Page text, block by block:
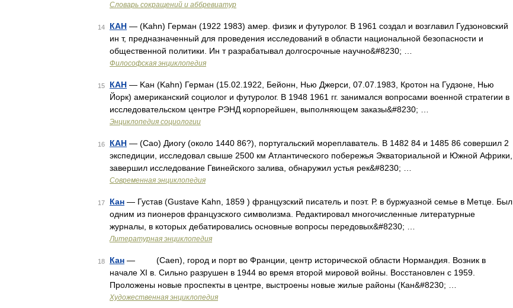
Словарь сокращений и аббревиатур
14 КАН — (Kahn) Герман (1922 1983) амер. физик и футуролог. В 1961 создал и возглавил Гудзоновский
ин т, предназначенный для проведения исследований в области национальной безопасности и
общественной политики. Ин т разрабатывал долгосрочные научно&#8230; …
Философская энциклопедия
15 КАН — Kан (Kahn) Герман (15.02.1922, Бейонн, Нью Джерси, 07.07.1983, Кротон на Гудзоне, Нью
Йорк) американский социолог и футуролог. В 1948 1961 гг. занимался вопросами военной стратегии в
исследовательском центре РЭНД корпорейшен, выполняющем заказы&#8230; …
Энциклопедия социологии
16 КАН — (Cao) Диогу (около 1440 86?), португальский мореплаватель. В 1482 84 и 1485 86 совершил 2
экспедиции, исследовал свыше 2500 км Атлантического побережья Экваториальной и Южной Африки,
завершил исследование Гвинейского залива, обнаружил устья рек&#8230; …
Современная энциклопедия
17 Кан — Густав (Gustave Kahn, 1859 ) французский писатель и поэт. Р. в буржуазной семье в Метце. Был
одним из пионеров французского символизма. Редактировал многочисленные литературные
журналы, в которых дебатировались основные вопросы передовых&#8230; …
Литературная энциклопедия
18 Кан — (Caen), город и порт во Франции, центр исторической области Нормандия. Возник в
начале XI в. Сильно разрушен в 1944 во время второй мировой войны. Восстановлен с 1959.
Проложены новые проспекты в центре, выстроены новые жилые районы (Кан&#8230; …
Художественная энциклопедия